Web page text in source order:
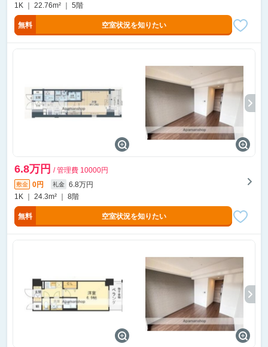
1K ｜ 22.76m² ｜ 5階
無料 空室状況を知りたい
6.8万円 / 管理費 10000円
敷金 0円 礼金
6.8万円
1K ｜ 24.3m² ｜ 8階
無料 空室状況を知りたい